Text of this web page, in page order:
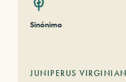
Sinónimo
JUNIPERUS